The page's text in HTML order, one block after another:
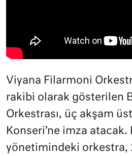
Viyana Filarmoni
rakibi olarak gösterilen
Orkestrası, üç akşam üst
Konseri’ne imza
yönetimindeki orkestra,